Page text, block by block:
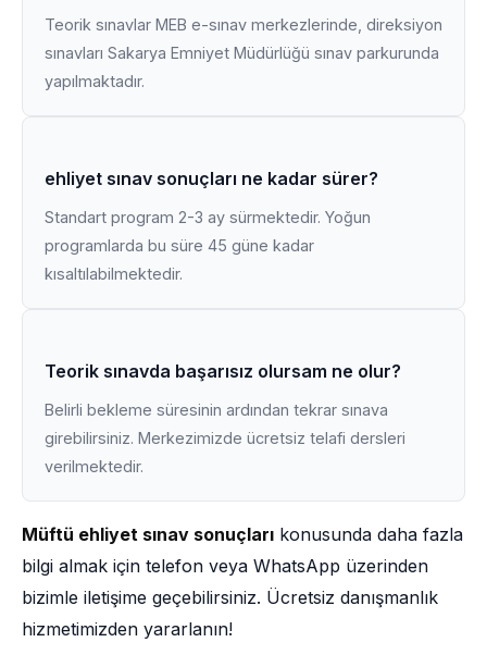
Teorik sınavlar MEB e-sınav merkezlerinde, direksiyon
sınavları Sakarya Emniyet Müdürlüğü sınav parkurunda
yapılmaktadır.
ehliyet sınav sonuçları ne kadar sürer?
Standart program 2-3 ay sürmektedir. Yoğun
programlarda bu süre 45 güne kadar
kısaltılabilmektedir.
Teorik sınavda başarısız olursam ne olur?
Belirli bekleme süresinin ardından tekrar sınava
girebilirsiniz. Merkezimizde ücretsiz telafi dersleri
verilmektedir.
Müftü ehliyet sınav sonuçları konusunda daha fazla
bilgi almak için telefon veya WhatsApp üzerinden
bizimle iletişime geçebilirsiniz. Ücretsiz danışmanlık
hizmetimizden yararlanın!